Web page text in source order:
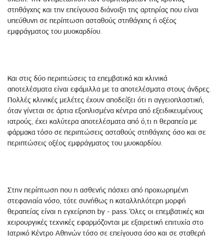
στηθάγχης και την επείγουσα διάνοιξη της αρτηρίας που είναι
υπεύθυνη σε περίπτωση ασταθούς στηθάγχης ή οξέος
εμφράγματος του μυοκαρδίου.
Και στις δύο περιπτώσεις τα επεμβατικά και κλινικά
αποτελέσματα είναι εφάμιλλα με τα αποτελέσματα στους άνδρες.
Πολλές κλινικές μελέτες έχουν αποδείξει ότι η αγγειοπλαστική,
όταν γίνεται σε άρτια εξοπλισμένα κέντρα από εξειδικευμένους
ιατρούς, έχει καλύτερα αποτελέσματα από ό,τι η θεραπεία με
φάρμακα τόσο σε περιπτώσεις ασταθούς στηθάγχης όσο και σε
περιπτώσεις οξέος εμφράγματος του μυοκαρδίου.
Στην περίπτωση που η ασθενής πάσχει από προχωρημένη
στεφανιαία νόσο, τότε συνήθως η καταλληλότερη μορφή
θεραπείας είναι η εγχείρηση by - pass. Όλες οι επεμβατικές και
χειρουργικές τεχνικές εφαρμόζονται με εξαιρετική επιτυχία στο
Ιατρικό Κέντρο Αθηνών τόσο σε επείγουσα όσο και σε σταθερή